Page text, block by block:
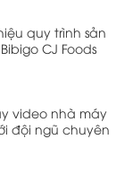
quy trình sản
CJ Foods
video nhà máy
đội ngũ chuyên